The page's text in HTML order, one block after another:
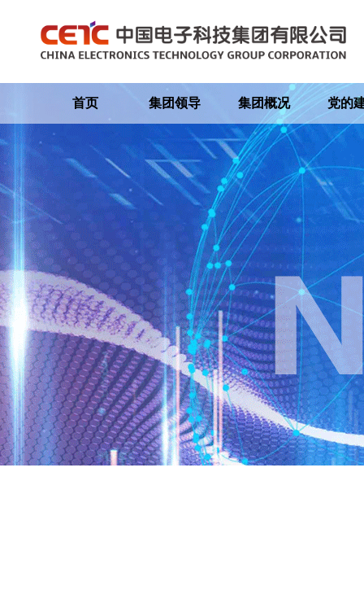
首页 集团领导 集团概况 党的